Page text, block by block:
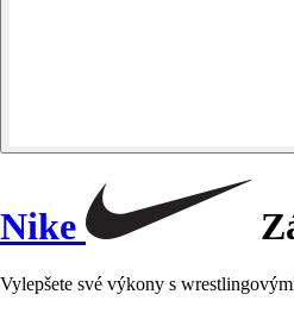
Nike
Vylepšete své výkony s